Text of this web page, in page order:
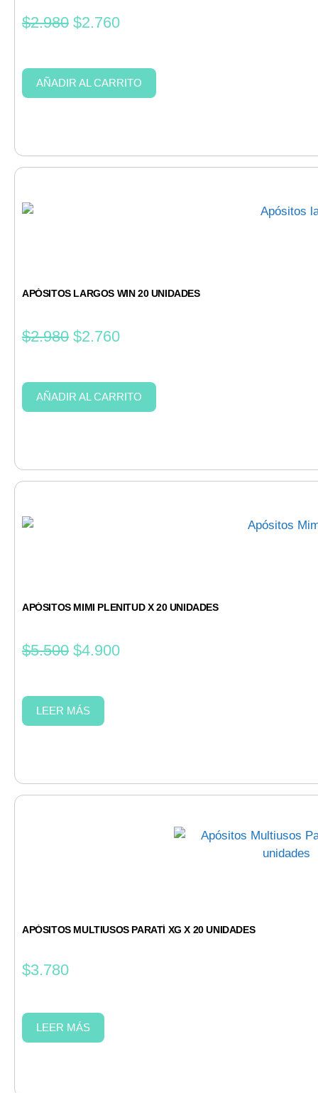
$2.980 $2.760
AÑADIR AL CARRITO
APÓSITOS LARGOS WIN 20 UNIDADES
$2.980 $2.760
AÑADIR AL CARRITO
APÓSITOS MIMI PLENITUD X 20 UNIDADES
$5.500 $4.900
LEER MÁS
APÓSITOS MULTIUSOS PARATÍ XG X 20 UNIDADES
$3.780
LEER MÁS